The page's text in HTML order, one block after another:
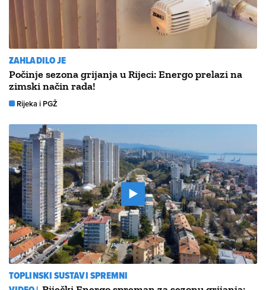
ZAHLADILO JE
Počinje sezona grijanja u Rijeci: Energo prelazi na
zimski način rada!
Rijeka i PGŽ
TOPLINSKI SUSTAVI SPREMNI